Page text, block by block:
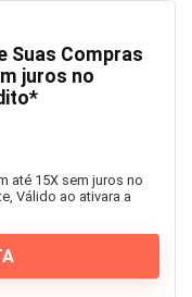
Suas Compras
juros no
até 15X sem juros no
Válido ao ativara a